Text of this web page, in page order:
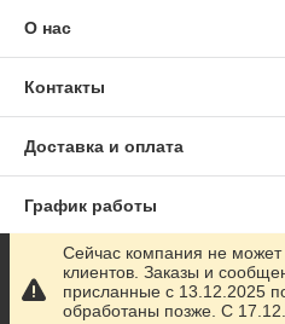
О нас
Контакты
Доставка и оплата
График работы
Полная версия сайта
Сейчас компания не может
клиентов. Заказы и
присланные с 13.12.2025
обработаны позже. С